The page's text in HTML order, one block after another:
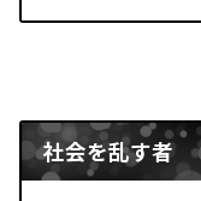
社会を乱す者